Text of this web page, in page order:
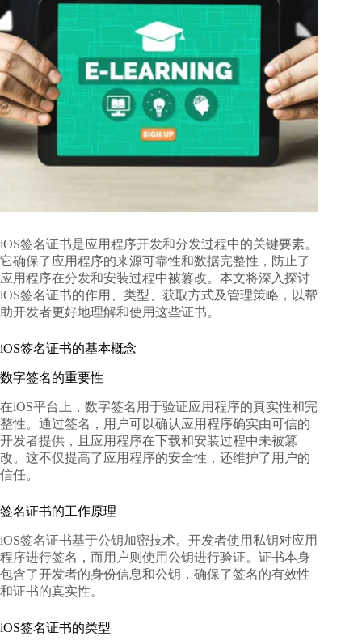
iOS签名证书是应用程序开发和分发过程中的关键要素。
它确保了应用程序的来源可靠性和数据完整性，防止了
应用程序在分发和安装过程中被篡改。本文将深入探讨
iOS签名证书的作用、类型、获取方式及管理策略，以帮
助开发者更好地理解和使用这些证书。
iOS签名证书的基本概念
数字签名的重要性
在iOS平台上，数字签名用于验证应用程序的真实性和完
整性。通过签名，用户可以确认应用程序确实由可信的
开发者提供，且应用程序在下载和安装过程中未被篡
改。这不仅提高了应用程序的安全性，还维护了用户的
信任。
签名证书的工作原理
iOS签名证书基于公钥加密技术。开发者使用私钥对应用
程序进行签名，而用户则使用公钥进行验证。证书本身
包含了开发者的身份信息和公钥，确保了签名的有效性
和证书的真实性。
iOS签名证书的类型